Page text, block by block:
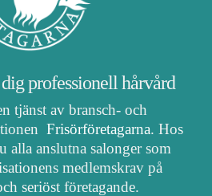
professionell hårvård
tjänst av bransch- och
Frisörföretagarna. Hos
alla anslutna salonger som
medlemskrav på
seriöst företagande.